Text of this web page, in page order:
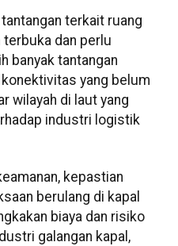
terkait ruang
dan perlu
banyak tantangan
yang belum
wilayah di laut yang
industri logistik
kepastian
berulang di kapal
biaya dan risiko
galangan kapal,